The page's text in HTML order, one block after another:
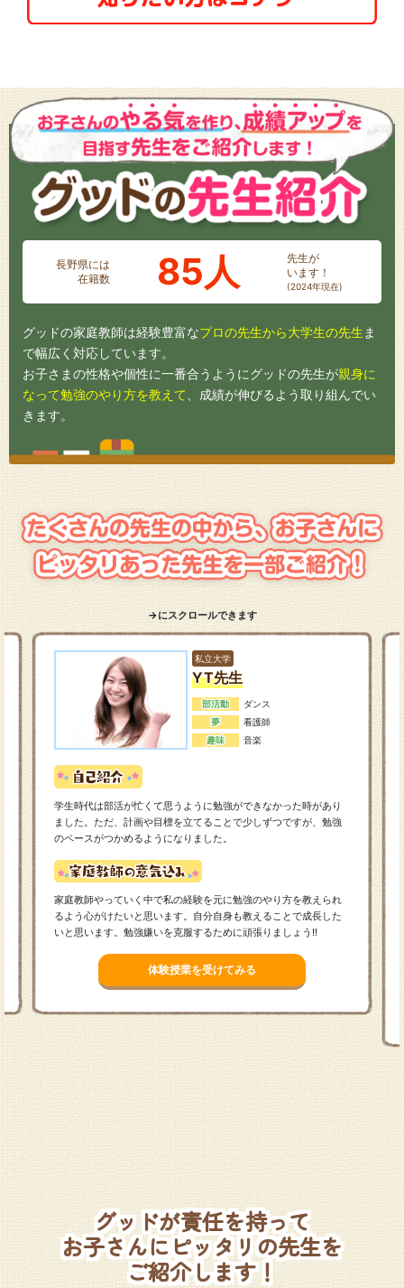
長野県には
在籍数
85人
先生が
います！
(2024年現在)
グッドの家庭教師は経験豊富なプロの先生から大学生の先生 ま
で幅広く対応しています。
お子さまの性格や個性に一番合うようにグッドの先生が親身に
なって勉強のやり方を教えて
、成績が伸びるよう取り組んでい
きます。
→にスクロールできます
私立大学
YT先生
部活動
ダンス
夢
看護師
趣味
音楽
学生時代は部活が忙くて思うように勉強ができなかった時があり
ました。ただ、計画や目標を立てることで少しずつですが、勉強
のペースがつかめるようになりました。
家庭教師やっていく中で私の経験を元に勉強のやり方を教えられ
るよう心がけたいと思います。自分自身も教えることで成長した
いと思います。勉強嫌いを克服するために頑張りましょう!!
体験授業を受けてみる
グッドが責任を持って
お子さんにピッタリの先生を
ご紹介します！